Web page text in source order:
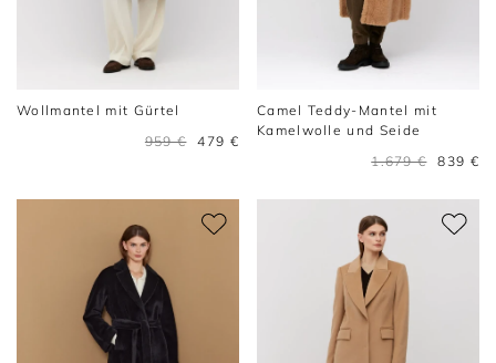
Wollmantel mit Gürtel
959 €
479 €
Camel Teddy-Mantel mit
Kamelwolle und Seide
1.679 €
839 €